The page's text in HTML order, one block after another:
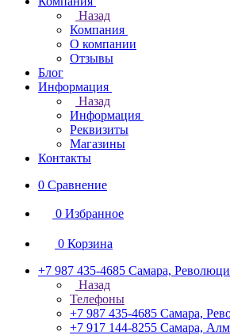
Назад
Компания
О компании
Отзывы
Блог
Информация
Назад
Информация
Реквизиты
Магазины
Контакты
0 Сравнение
0 Избранное
0 Корзина
+7 987 435-4685 Самара,
Назад
Телефоны
+7 987 435-4685 Самара,
+7 917 144-8255 Самара,